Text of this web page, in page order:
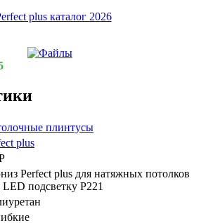
plus каталог 2026
плинтусы
plus
Perfect plus для натяжных потолков
подсветку P221